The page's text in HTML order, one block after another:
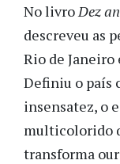
No livroDez
descreveu as
Rio de Janeiro
Definiu o país
insensatez, o
multicolorido
transforma